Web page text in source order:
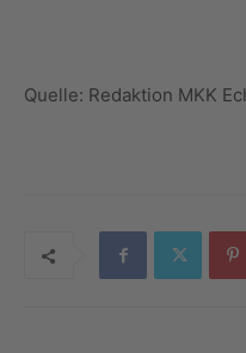
Quelle: Redaktion MKK